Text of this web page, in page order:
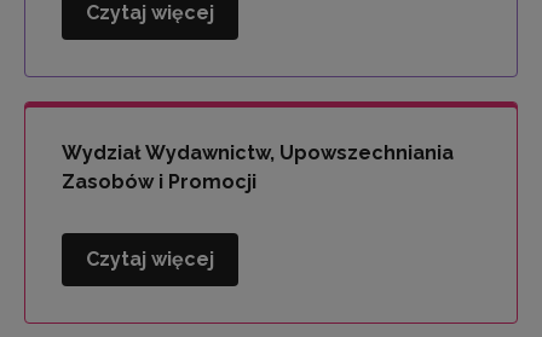
Wydział
Językowych
i
Międzynarodowej
Czytaj więcej
Wydział Wydawnictw, Upowszechniania
Zasobów i Promocji
Wydział
Upowszechniania
Czytaj więcej